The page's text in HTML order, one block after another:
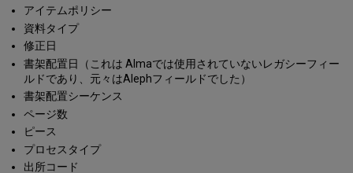
アイテムポリシー
資料タイプ
修正日
書架配置日（これは Almaでは使用されていないレガシーフィー
ルドであり、元々はAlephフィールドでした）
書架配置シーケンス
ページ数
ピース
プロセスタイプ
出所コード